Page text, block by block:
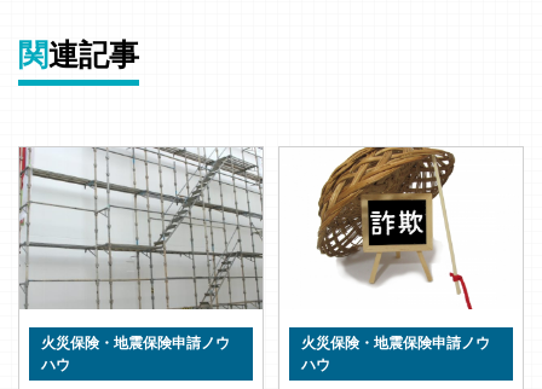
関連記事
火災保険・地震保険申請ノウ
ハウ
火災保険・地震保険申請ノウ
ハウ